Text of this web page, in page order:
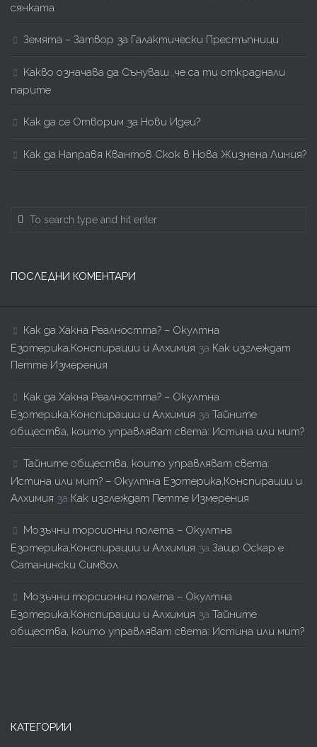
сянката
Земята – Затвор за Галактически Престъпници
Kакво означава да Сънуваш ,че са ти откраднали
парите
Как да се Отворим за Нови Идеи?
Как да Направя Квантов Скок в Нова Жизнена Линия?
ПОСЛЕДНИ КОМЕНТАРИ
Как да Хакна Реалността? – Окултна
Езотерика,Конспирации и Алхимия за Как изглеждат
Петте Измерения
Как да Хакна Реалността? – Окултна
Езотерика,Конспирации и Алхимия за Тайните
общества, които управляват света: Истина или мит?
Тайните общества, които управляват света:
Истина или мит? – Окултна Езотерика,Конспирации и
Алхимия за Как изглеждат Петте Измерения
Мозъчни торсионни полета – Окултна
Езотерика,Конспирации и Алхимия за Защо Оскар е
Сатанински Символ
Мозъчни торсионни полета – Окултна
Езотерика,Конспирации и Алхимия за Тайните
общества, които управляват света: Истина или мит?
КАТЕГОРИИ